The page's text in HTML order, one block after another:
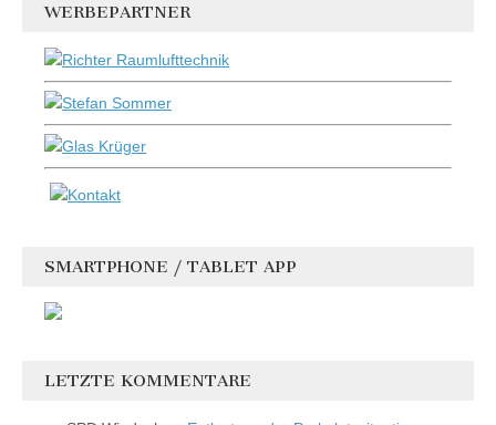
WERBEPARTNER
SMARTPHONE / TABLET APP
LETZTE KOMMENTARE